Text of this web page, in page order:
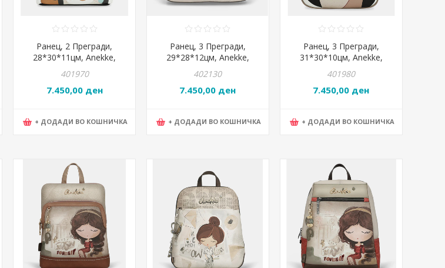
Ранец, 2 Прегради,
28*30*11цм, Anekke,
Eikon, 42755-073
401970
7.450,00 ден
+ ДОДАДИ ВО КОШНИЧКА
Ранец, 3 Прегради,
29*28*12цм, Anekke,
Sophia, 42805-233
402130
7.450,00 ден
+ ДОДАДИ ВО КОШНИЧКА
Ранец, 3 Прегради,
31*30*10цм, Anekke,
Eikon, 42755-256
401980
7.450,00 ден
+ ДОДАДИ ВО КОШНИЧКА